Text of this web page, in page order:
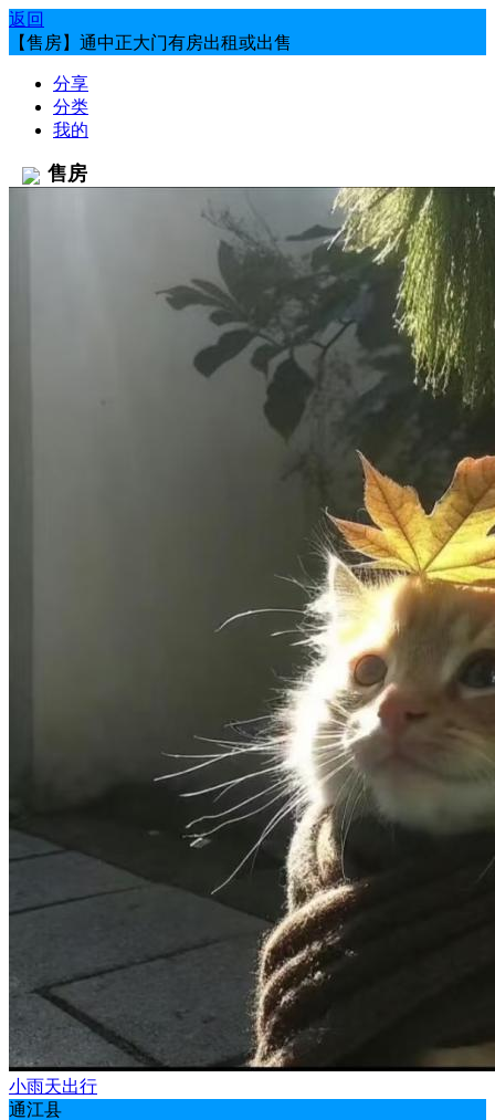
返回
【售房】通中正大门有房出租或出售
分享
分类
我的
售房
小雨天出行
通江县